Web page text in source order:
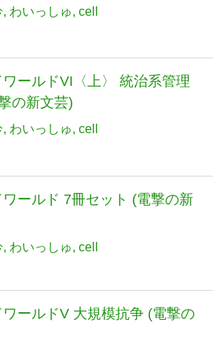
わいっしゅ cell
ワールドVI〈上〉 統治系管理
の新文芸)
わいっしゅ cell
ワールド 7冊セット (電撃の新
わいっしゅ cell
ワールドV 大規模抗争 (電撃の